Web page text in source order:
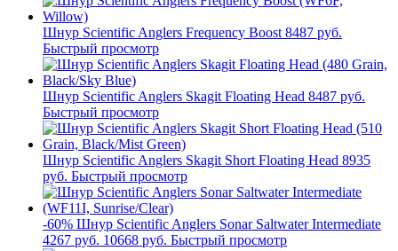
Шнур Scientific Anglers Frequency Boost 8487 руб.
Быстрый просмотр
Шнур Scientific Anglers Skagit Floating Head 8487 руб.
Быстрый просмотр
Шнур Scientific Anglers Skagit Short Floating Head 8935
руб. Быстрый просмотр
-60% Шнур Scientific Anglers Sonar Saltwater Intermediate
4267 руб. 10668 руб. Быстрый просмотр